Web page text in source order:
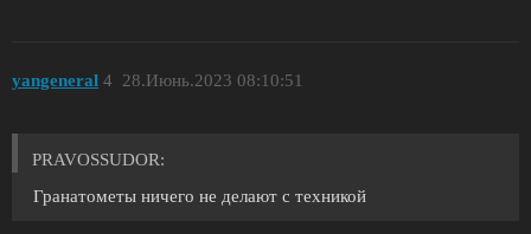
yangeneral 28.Июнь.2023 08:10:51
4
PRAVOSSUDOR:
Гранатометы ничего не делают с техникой